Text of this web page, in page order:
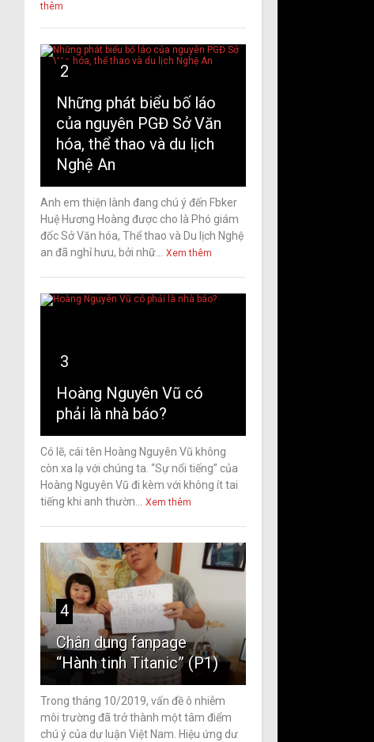
thêm
2
Những phát biểu bố láo
của nguyên PGĐ Sở Văn
hóa, thể thao và du lịch
Nghệ An
Anh em thiện lành đang chú ý đến Fbker
Huệ Hương Hoàng được cho là Phó giám
đốc Sở Văn hóa, Thể thao và Du lịch Nghệ
an đã nghỉ hưu, bởi nhữ...
Xem thêm
3
Hoàng Nguyên Vũ có
phải là nhà báo?
Có lẽ, cái tên Hoàng Nguyên Vũ không
còn xa lạ với chúng ta. “Sự nổi tiếng” của
Hoàng Nguyên Vũ đi kèm với không ít tai
tiếng khi anh thườn...
Xem thêm
4
Chân dung fanpage
“Hành tinh Titanic” (P1)
Trong tháng 10/2019, vấn đề ô nhiễm
môi trường đã trở thành một tâm điểm
chú ý của dư luận Việt Nam. Hiệu ứng dư